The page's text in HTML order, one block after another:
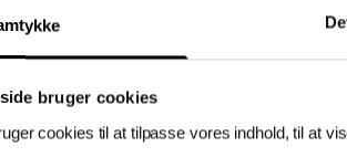
bruger cookies
cookies til at tilpasse vores indhold, til at